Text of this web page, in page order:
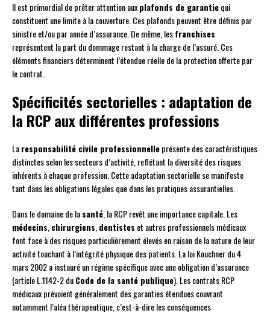
Il est primordial de prêter attention auxplafonds de garantiequi
constituent une limite à la couverture. Ces plafonds peuvent être définis par
sinistre et/ou par année d’assurance. De même, lesfranchises
représentent la part du dommage restant à la charge de l’assuré. Ces
éléments financiers déterminent l’étendue réelle de la protection offerte par
le contrat.
Spécificités sectorielles : adaptation de
la RCP aux différentes professions
Laresponsabilité civile professionnelleprésente des caractéristiques
distinctes selon les secteurs d’activité, reflétant la diversité des risques
inhérents à chaque profession. Cette adaptation sectorielle se manifeste
tant dans les obligations légales que dans les pratiques assurantielles.
Dans le domaine de lasanté, la RCP revêt une importance capitale. Les
médecins,chirurgiens,dentistes et autres professionnels médicaux
font face à des risques particulièrement élevés en raison de la nature de leur
activité touchant à l’intégrité physique des patients. La loi Kouchner du 4
mars 2002 a instauré un régime spécifique avec une obligation d’assurance
(article L.1142-2 duCode de la santé publique). Les contrats RCP
médicaux prévoient généralement des garanties étendues couvrant
notamment l’aléa thérapeutique, c’est-à-dire les conséquences